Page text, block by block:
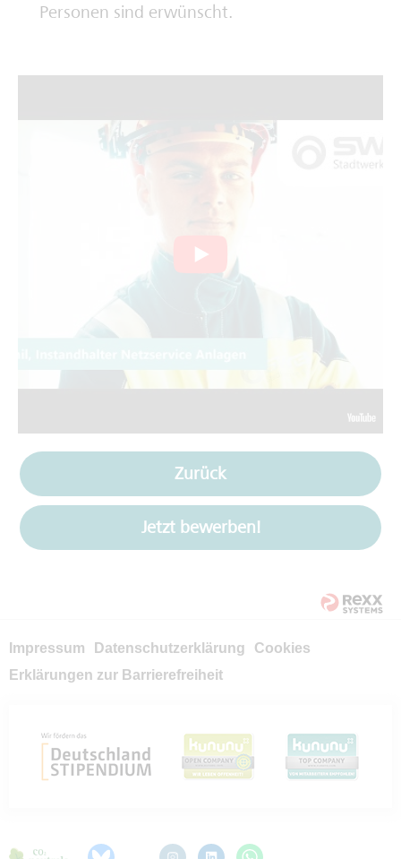
Personen sind erwünscht.
Zurück
Jetzt bewerben!
Impressum Datenschutzerklärung
Cookies
Erklärungen zur Barrierefreiheit